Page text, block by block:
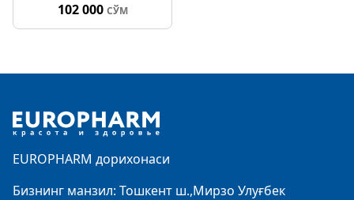
102 000 СЎМ
EUROPHARM дорихонаси
Бизнинг манзил: Тошкент ш.,Мирзо Улуғбек